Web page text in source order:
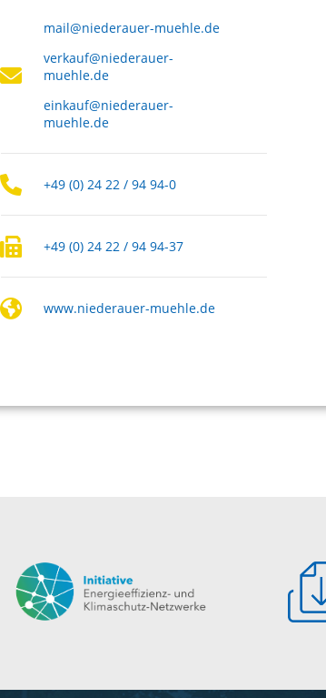
mail@niederauer-muehle.de
verkauf@niederauer-
muehle.de
einkauf@niederauer-
muehle.de
+49 (0) 24 22 / 94 94-0
+49 (0) 24 22 / 94 94-37
www.niederauer-muehle.de